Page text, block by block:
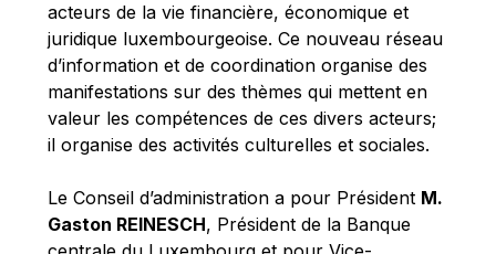
Mireille Delmas-Marty
Nobuo Tanaka
Otmar Issing
Paolo Mengozzi
Paschal Donohoe
Pat Cox
Patrizia Nanz
acteurs de la vie financière, économique et
juridique luxembourgeoise. Ce nouveau réseau
d’information et de coordination organise des
manifestations sur des thèmes qui mettent en
valeur les compétences de ces divers acteurs;
il organise des activités culturelles et sociales.
Le Conseil d’administration a pour Président M.
Gaston REINESCH, Président de la Banque